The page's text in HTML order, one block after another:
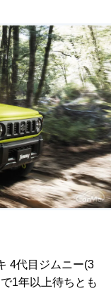
4代目ジムニー(3
1年以上待ちとも